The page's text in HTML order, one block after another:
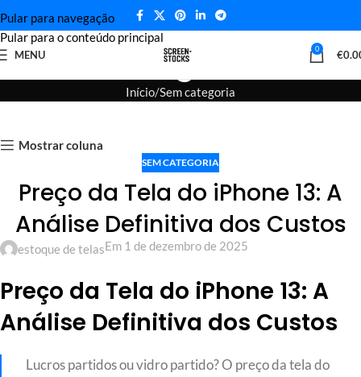
Pular para navegação
Pular para o conteúdo principal
MENU 0 €
Blogue
Início Sem categoria
Mostrar coluna
SEM CATEGORIA
Preço da Tela do iPhone 13: A
Análise Definitiva dos Custos
estoque de telasEm 1 de dezembro de 2025
Preço da Tela do iPhone 13: A
Análise Definitiva dos Custos
Lucros partidos ou vidro partido? O preço da tela do